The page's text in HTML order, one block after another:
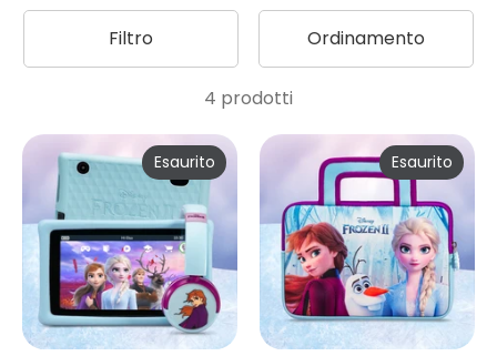
Filtro Ordinamento
4 prodotti
Esaurito Esaurito